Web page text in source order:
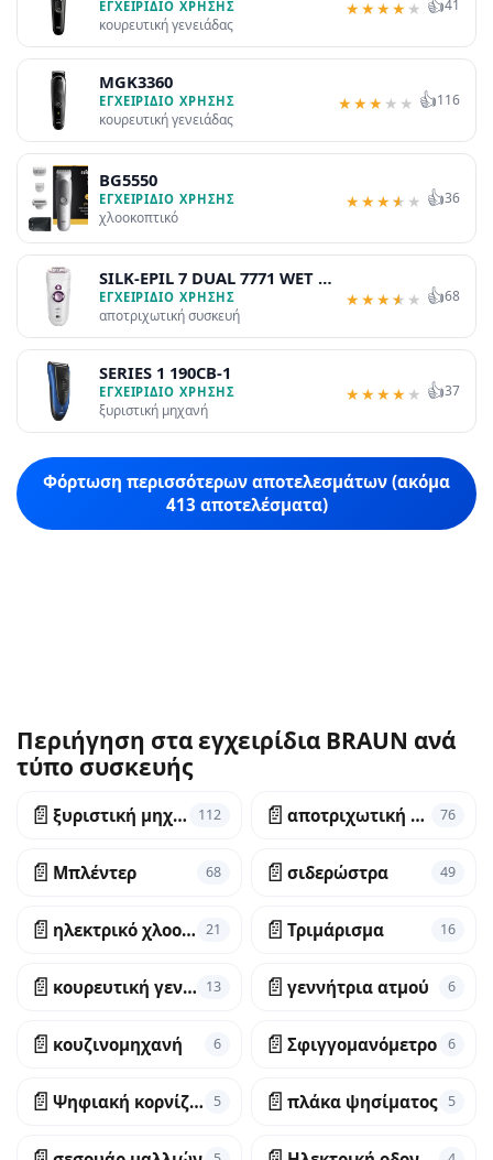
ΕΓΧΕΙΡΊΔΙΟ ΧΡΉΣΗΣ
κουρευτική γενειάδας
★★★★ ★ 👍41
MGK3360
ΕΓΧΕΙΡΊΔΙΟ ΧΡΉΣΗΣ
κουρευτική γενειάδας
★★★ ★ ★ 👍116
BG5550
ΕΓΧΕΙΡΊΔΙΟ ΧΡΉΣΗΣ
χλοοκοπτικό
★★★★ ★ 👍36
SILK-EPIL 7 DUAL 7771 WET &
DRY
ΕΓΧΕΙΡΊΔΙΟ ΧΡΉΣΗΣ
αποτριχωτική συσκευή
★★★★ ★ 👍68
SERIES 1 190CB-1
ΕΓΧΕΙΡΊΔΙΟ ΧΡΉΣΗΣ
ξυριστική μηχανή
★★★★ ★ 👍37
Φόρτωση περισσότερων αποτελεσμάτων (ακόμα
413 αποτελέσματα)
Περιήγηση στα εγχειρίδια BRAUN ανά
τύπο συσκευής
📄 ξυριστική μηχανή 112 📄 αποτριχωτική συσκευή 76
📄 Μπλέντερ 68 📄 σιδερώστρα 49
📄 ηλεκτρικό χλοοκοπτικό 21 📄 Τριμάρισμα 16
📄 κουρευτική γενειάδας 13 📄 γεννήτρια ατμού 6
📄 κουζινομηχανή 6 📄 Σφιγγομανόμετρο 6
📄 Ψηφιακή κορνίζα φωτογραφιών 5 📄 πλάκα ψησίματος 5